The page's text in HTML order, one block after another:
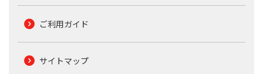
ご利用ガイド
サイトマップ